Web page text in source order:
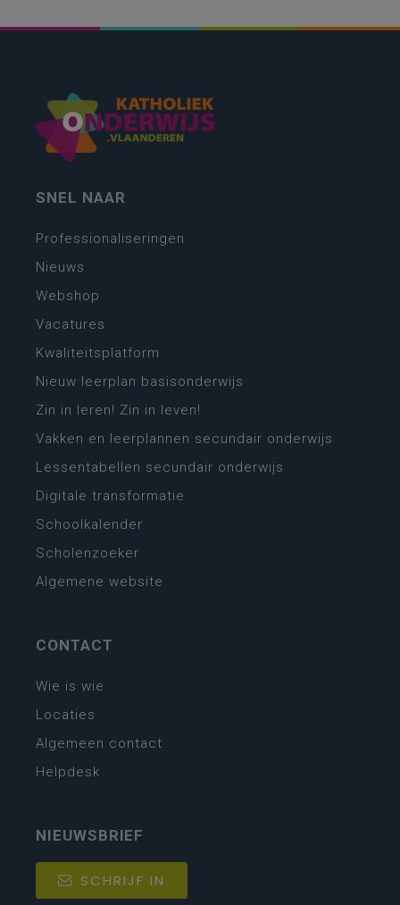
SNEL NAAR
Professionaliseringen
Nieuws
Webshop
Vacatures
Kwaliteitsplatform
Nieuw leerplan basisonderwijs
Zin in leren! Zin in leven!
Vakken en leerplannen secundair onderwijs
Lessentabellen secundair onderwijs
Digitale transformatie
Schoolkalender
Scholenzoeker
Algemene website
CONTACT
Wie is wie
Locaties
Algemeen contact
Helpdesk
NIEUWSBRIEF
SCHRIJF IN